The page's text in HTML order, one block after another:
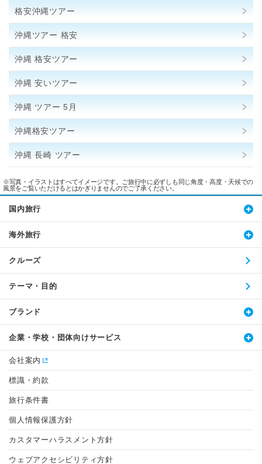
格安沖縄ツアー
沖縄ツアー 格安
沖縄 格安ツアー
沖縄 安いツアー
沖縄 ツアー 5月
沖縄格安ツアー
沖縄 長崎 ツアー
※写真・イラストはすべてイメージです。ご旅行中に必ずしも同じ角度・高度・天候での
風景をご覧いただけるとはかぎりませんのでご了承ください。
国内旅行
海外旅行
クルーズ
テーマ・目的
ブランド
企業・学校・団体向けサービス
会社案内
標識・約款
旅行条件書
個人情報保護方針
カスタマーハラスメント方針
ウェブアクセシビリティ方針